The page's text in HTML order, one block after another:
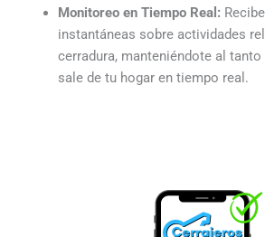
Monitoreo en Tiempo Real:
instantáneas sobre actividades
cerradura, manteniéndote al
sale de tu hogar en tiempo real.